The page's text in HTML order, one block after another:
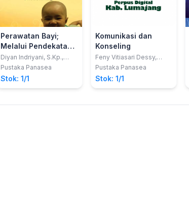
Perawatan Bayi;
Melalui Pendekatan
Maternal Sensitivity
Model (MSM)
Berbasis Keluarga
Diyan Indriyani, S.Kp.,
M.Kep., Sp. Mat.
Pustaka Panasea
Stok: 1/1
Komunikasi dan
Konseling
Feny Vitiasari Dessy,
S.S.T., M.KM.; Siti
M.Tr.Keb.
Pustaka Panasea
Stok: 1/1